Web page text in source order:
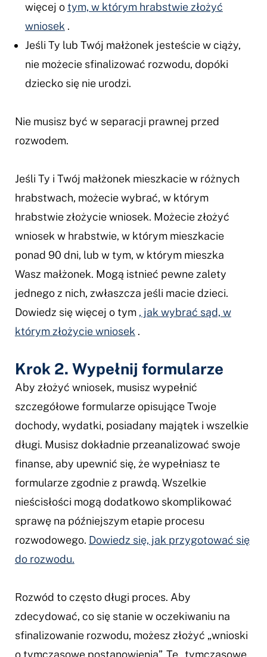
więcej o tym, w którym hrabstwie złożyć
wniosek .
Jeśli Ty lub Twój małżonek jesteście w ciąży,
nie możecie sfinalizować rozwodu, dopóki
dziecko się nie urodzi.
Nie musisz być w separacji prawnej przed
rozwodem.
Jeśli Ty i Twój małżonek mieszkacie w różnych
hrabstwach, możecie wybrać, w którym
hrabstwie złożycie wniosek. Możecie złożyć
wniosek w hrabstwie, w którym mieszkacie
ponad 90 dni, lub w tym, w którym mieszka
Wasz małżonek. Mogą istnieć pewne zalety
jednego z nich, zwłaszcza jeśli macie dzieci.
Dowiedz się więcej o tym , jak wybrać sąd, w
którym złożycie wniosek .
Krok 2. Wypełnij formularze
Aby złożyć wniosek, musisz wypełnić
szczegółowe formularze opisujące Twoje
dochody, wydatki, posiadany majątek i wszelkie
długi. Musisz dokładnie przeanalizować swoje
finanse, aby upewnić się, że wypełniasz te
formularze zgodnie z prawdą. Wszelkie
nieścisłości mogą dodatkowo skomplikować
sprawę na późniejszym etapie procesu
rozwodowego. Dowiedz się, jak przygotować się
do rozwodu.
Rozwód to często długi proces. Aby
zdecydować, co się stanie w oczekiwaniu na
sfinalizowanie rozwodu, możesz złożyć „wnioski
o tymczasowe postanowienia”. Te „tymczasowe